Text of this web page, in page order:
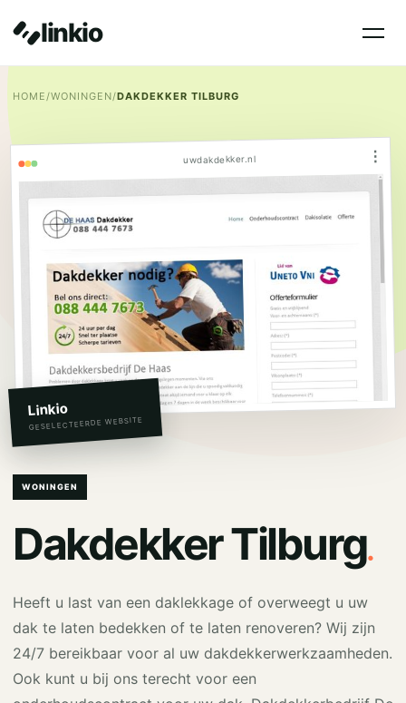
linkio
HOME/WONINGEN/DAKDEKKER TILBURG
uwdakdekker.nl ⋮
Linkio
GESELECTEERDE WEBSITE
WONINGEN
Dakdekker Tilburg.
Heeft u last van een daklekkage of overweegt u uw
dak te laten bedekken of te laten renoveren? Wij zijn
24/7 bereikbaar voor al uw dakdekkerwerkzaamheden.
Ook kunt u bij ons terecht voor een